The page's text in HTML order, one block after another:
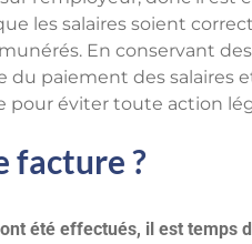
les salaires soient
En conservant des
paiement des salaires
pour éviter toute action
facture ?
été effectués, il est temps